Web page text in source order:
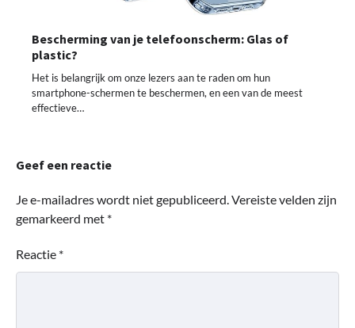
Bescherming van je telefoonscherm: Glas of
plastic?
Het is belangrijk om onze lezers aan te raden om hun
smartphone-schermen te beschermen, en een van de meest
effectieve…
Geef een reactie
Je e-mailadres wordt niet gepubliceerd.Vereiste velden zijn
gemarkeerd met *
Reactie *